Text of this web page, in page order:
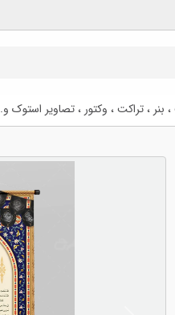
، تراکت ، وکتور ، تصاویر استوک